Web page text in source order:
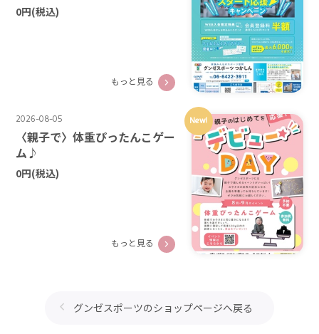
0円(税込)
もっと見る
New!
2026-08-05
〈親子で〉体重ぴったんこゲー
ム♪
0円(税込)
もっと見る
グンゼスポーツのショップページへ戻る